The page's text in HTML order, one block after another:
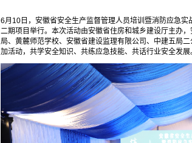
6月10日，安徽省安全生产监督管理人员培训暨消防应急
二期项目举行。本次活动由安徽省住房和城乡建设厅主办
局、黄麓师范学校、安徽省建设监理有限公司、中建五局
加活动，共学安全知识、共练应急技能、共话行业安全发展